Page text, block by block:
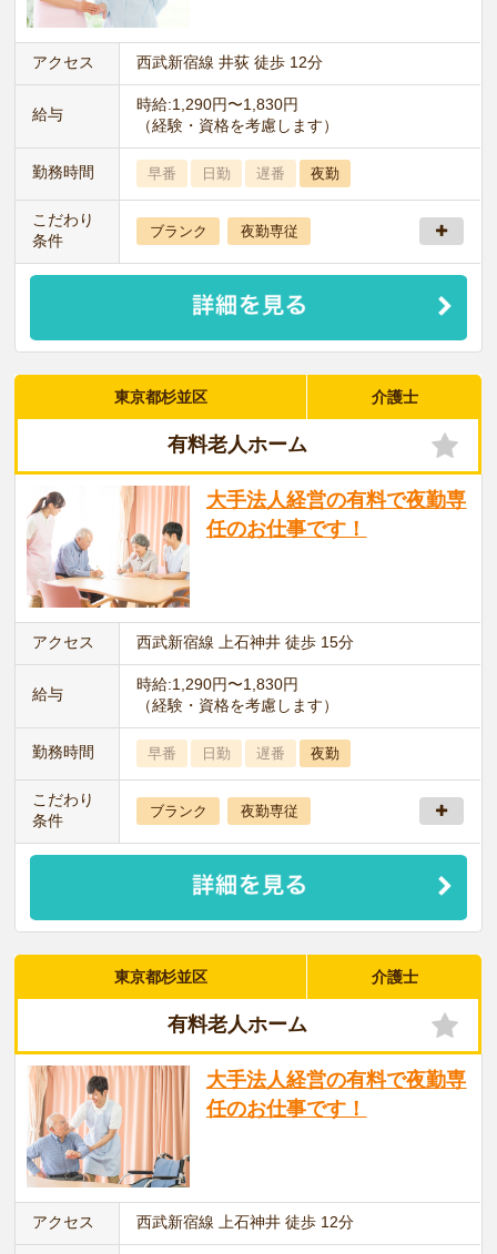
アクセス 西武新宿線 井荻 徒歩 12分
給与
時給:1,290円〜1,830円
（経験・資格を考慮します）
勤務時間 早番 日勤 遅番 夜勤
こだわり
条件
ブランク 夜勤専従
東京都杉並区 介護士
有料老人ホーム
大手法人経営の有料で夜勤専
任のお仕事です！
アクセス 西武新宿線 上石神井 徒歩 15分
給与
時給:1,290円〜1,830円
（経験・資格を考慮します）
勤務時間 早番 日勤 遅番 夜勤
こだわり
条件
ブランク 夜勤専従
東京都杉並区 介護士
有料老人ホーム
大手法人経営の有料で夜勤専
任のお仕事です！
アクセス 西武新宿線 上石神井 徒歩 12分